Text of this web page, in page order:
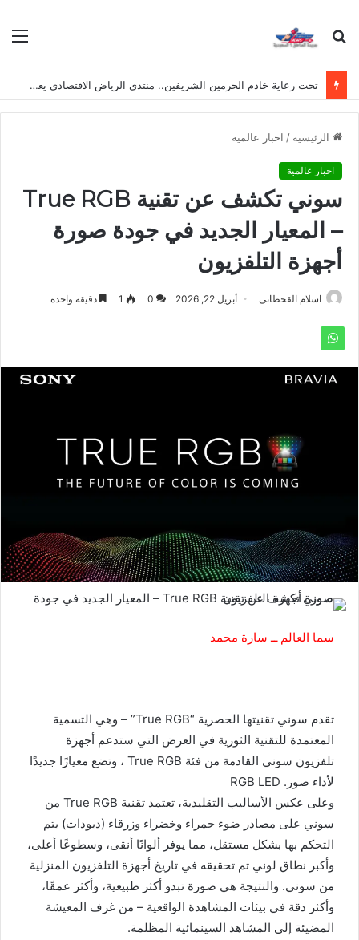
بحث
تحت رعاية خادم الحرمين الشريفين.. منتدى الرياض الاقتصادي يعقد دورته الـ(12) أكتوبر القادم
الرئيسية / اخبار عالمية
اخبار عالمية
سوني تكشف عن تقنية True RGB
– المعيار الجديد في جودة صورة
أجهزة التلفزيون
اسلام القحطانى أبريل 22, 2026 0
1 دقيقة واحدة
سما العالم ــ سارة محمد
تقدم سوني تقنيتها الحصرية “True RGB” – وهي التسمية
المعتمدة للتقنية الثورية في العرض التي ستدعم أجهزة
تلفزيون سوني القادمة من فئة True RGB ، وتضع معيارًا جديدًا
لأداء صور. RGB LED
وعلى عكس الأساليب التقليدية، تعتمد تقنية True RGB من
سوني على مصادر ضوء حمراء وخضراء وزرقاء (ديودات) يتم
التحكم بها بشكل مستقل، مما يوفر ألوانًا أنقى، وسطوعًا أعلى،
وأكبر نطاق لوني تم تحقيقه في تاريخ أجهزة التلفزيون المنزلية
من سوني. والنتيجة هي صورة تبدو أكثر طبيعية، وأكثر عمقًا،
وأكثر دقة في بيئات المشاهدة الواقعية – من غرف المعيشة
المضيئة إلى المشاهد السينمائية المظلمة.